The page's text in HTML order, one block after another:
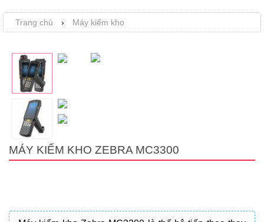
Trang chủ › Máy kiểm kho
MÁY KIỂM KHO ZEBRA MC3300